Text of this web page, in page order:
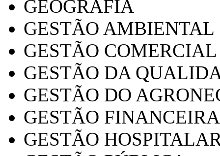
GEOGRAFIA
GESTÃO AMBIENTAL
GESTÃO COMERCIAL
GESTÃO DA
GESTÃO DO
GESTÃO FINANCEIRA
GESTÃO